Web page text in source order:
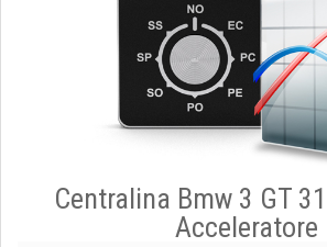
Centralina Bmw 3 GT
Acceleratore